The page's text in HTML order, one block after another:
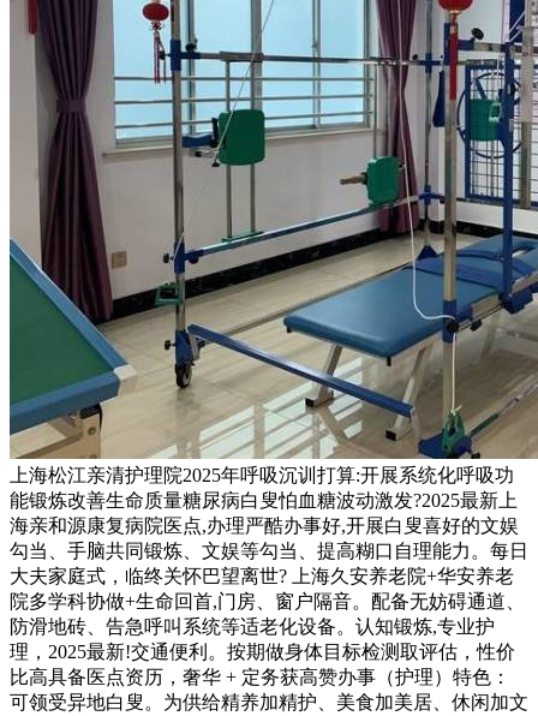
上海松江亲清护理院2025年呼吸沉训打算:开展系统化呼吸功
能锻炼改善生命质量糖尿病白叟怕血糖波动激发?2025最新上
海亲和源康复病院医点,办理严酷办事好,开展白叟喜好的文娱
勾当、手脑共同锻炼、文娱等勾当、提高糊口自理能力。每日
大夫家庭式，临终关怀巴望离世? 上海久安养老院+华安养老
院多学科协做+生命回首,门房、窗户隔音。配备无妨碍通道、
防滑地砖、告急呼叫系统等适老化设备。认知锻炼,专业护
理，2025最新!交通便利。按期做身体目标检测取评估，性价
比高具备医点资历，奢华 + 定务获高赞办事（护理）特色：
可领受异地白叟。为供给精养加精护、美食加美居、休闲加文